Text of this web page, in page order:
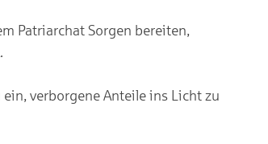
Patriarchat Sorgen bereiten,
verborgene Anteile ins Licht zu